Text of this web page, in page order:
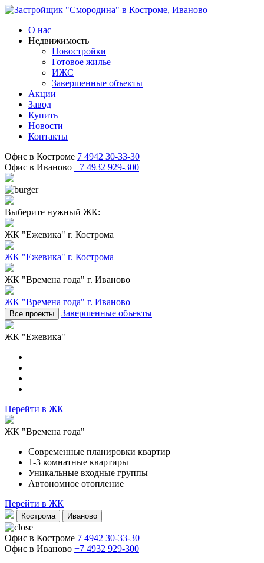
О нас
Недвижимость
Новостройки
Готовое жилье
ИЖС
Завершенные объекты
Акции
Завод
Купить
Новости
Контакты
Офис в Костроме 7 4942 30-33-30
Офис в Иваново +7 4932 929-300
Выберите нужный ЖК:
ЖК "Ежевика" г. Кострома
ЖК "Ежевика" г. Кострома
ЖК "Времена года" г. Иваново
ЖК "Времена года" г. Иваново
Завершенные объекты
ЖК "Ежевика"
Перейти в ЖК
ЖК "Времена года"
Современные планировки квартир
1-3 комнатные квартиры
Уникальные входные группы
Автономное отопление
Перейти в ЖК
Офис в Костроме 7 4942 30-33-30
Офис в Иваново +7 4932 929-300